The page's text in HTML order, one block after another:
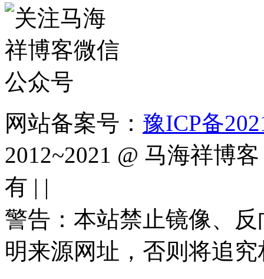
网站备案号： 豫ICP备
2012~2021 @ 马海祥博
有 | |
警告：本站禁止镜像、
明来源网址，否则将追